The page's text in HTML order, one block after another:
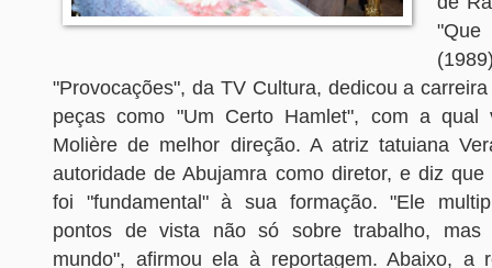
"Provocações", da TV Cultura, dedicou a
peças como "Um Certo Hamlet", com a qual
Molière de melhor direção. A atriz tatuiana
autoridade de Abujamra como diretor, e diz
foi "fundamental" à sua formação. "Ele
pontos de vista não só sobre trabalho, mas
mundo", afirmou ela à reportagem. Abaixo, a